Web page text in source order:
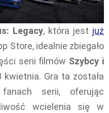
Legacy, która jest już
Store, idealnie zbiegało
serii filmów Szybcy i
kwietnia. Gra ta została
serii, oferując
wcielenia się w